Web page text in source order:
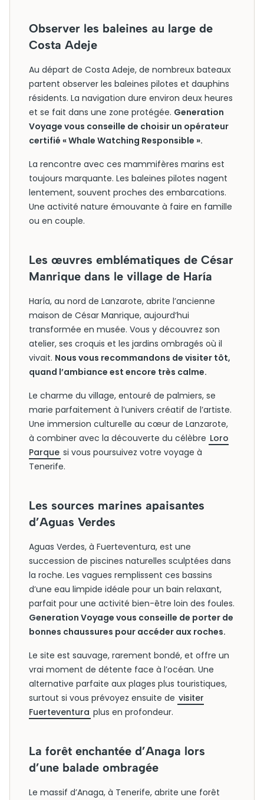
Observer les baleines au large de
Costa Adeje
Au départ de Costa Adeje, de nombreux bateaux
partent observer les baleines pilotes et dauphins
résidents. La navigation dure environ deux heures
et se fait dans une zone protégée. Generation
Voyage vous conseille de choisir un opérateur
certifié « Whale Watching Responsible ».
La rencontre avec ces mammifères marins est
toujours marquante. Les baleines pilotes nagent
lentement, souvent proches des embarcations.
Une activité nature émouvante à faire en famille
ou en couple.
Les œuvres emblématiques de César
Manrique dans le village de Haría
Haría, au nord de Lanzarote, abrite l’ancienne
maison de César Manrique, aujourd’hui
transformée en musée. Vous y découvrez son
atelier, ses croquis et les jardins ombragés où il
vivait. Nous vous recommandons de visiter tôt,
quand l’ambiance est encore très calme.
Le charme du village, entouré de palmiers, se
marie parfaitement à l’univers créatif de l’artiste.
Une immersion culturelle au cœur de Lanzarote,
à combiner avec la découverte du célèbre Loro
Parque si vous poursuivez votre voyage à
Tenerife.
Les sources marines apaisantes
d’Aguas Verdes
Aguas Verdes, à Fuerteventura, est une
succession de piscines naturelles sculptées dans
la roche. Les vagues remplissent ces bassins
d’une eau limpide idéale pour un bain relaxant,
parfait pour une activité bien-être loin des foules.
Generation Voyage vous conseille de porter de
bonnes chaussures pour accéder aux roches.
Le site est sauvage, rarement bondé, et offre un
vrai moment de détente face à l’océan. Une
alternative parfaite aux plages plus touristiques,
surtout si vous prévoyez ensuite de visiter
Fuerteventura plus en profondeur.
La forêt enchantée d’Anaga lors
d’une balade ombragée
Le massif d’Anaga, à Tenerife, abrite une forêt